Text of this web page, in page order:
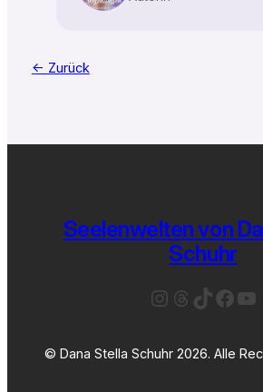
← Zurück
Seelenwelten von
Schuhr
Instagram
Threads
TikTok
© Dana Stella Schuhr 2026. Alle